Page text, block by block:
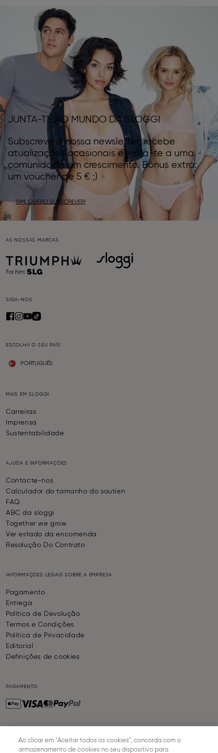
JUNTA-TE AO MUNDO DA SLOGGI
Subscreve a nossa newsletter, recebe
atualizações ocasionais e junta-te a uma
comunidade em crescimento. Bónus extra:
um voucher de 5 € ;)
SIM, QUERO SUBSCREVER!
AS NOSSAS MARCAS
SIGA-NOS
ESCOLHA O SEU PAÍS
PORTUGUÊS
MAIS EM SLOGGI
Carreiras
Imprensa
Sustentabilidade
AJUDA E INFORMAÇÕES
Contacte-nos
Calculador do tamanho do soutien
FAQ
ABC da sloggi
Together we grow
Ver estado da encomenda
Resolução Do Contrato
INFORMAÇÕES LEGAIS SOBRE A EMPRESA
Pagamento
Entrega
Política de Devolução
Termos e Condições
Política de Privacidade
Editorial
Definições de cookies
PAGAMENTO
ENTREGA
Ao clicar em "Aceitar todos os cookies", concorda com o
armazenamento de cookies no seu dispositivo para